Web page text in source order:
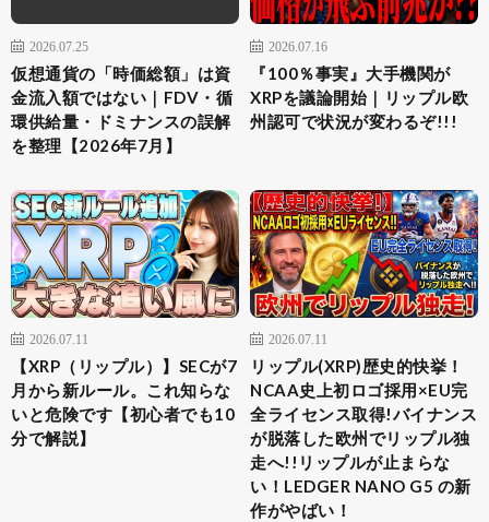
2026.07.25
仮想通貨の「時価総額」は資
金流入額ではない｜FDV・循
環供給量・ドミナンスの誤解
を整理【2026年7月】
2026.07.16
『100％事実』大手機関が
XRPを議論開始｜リップル欧
州認可で状況が変わるぞ!!!
2026.07.11
【XRP（リップル）】SECが7
月から新ルール。これ知らな
いと危険です【初心者でも10
分で解説】
2026.07.11
リップル(XRP)歴史的快挙！
NCAA史上初ロゴ採用×EU完
全ライセンス取得!バイナンス
が脱落した欧州でリップル独
走へ!!リップルが止まらな
い！LEDGER NANO G5 の新
作がやばい！